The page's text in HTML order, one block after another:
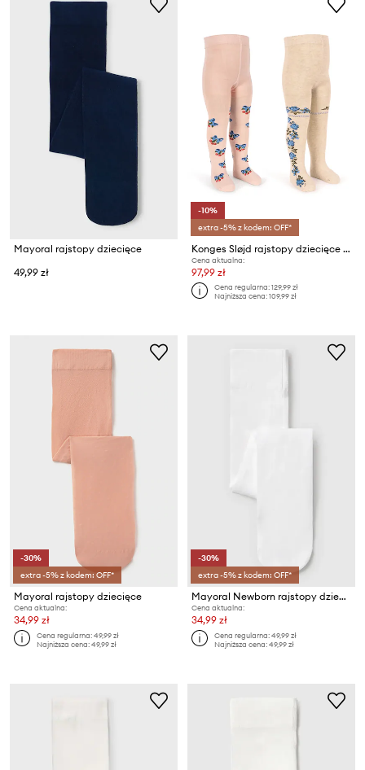
Mayoral rajstopy dziecięce
49,99 zł
-10%
extra -5% z kodem: OFF*
Konges Sløjd rajstopy dziecięce 2 PACK FLOWER AND CHERRY JACQUARD TIGHTS 2-pack
Cena aktualna:
97,99 zł
Cena regularna:129,99 zł
Najniższa cena:109,99 zł
-30%
extra -5% z kodem: OFF*
Mayoral rajstopy dziecięce
Cena aktualna:
34,99 zł
Cena regularna:49,99 zł
Najniższa cena:49,99 zł
-30%
extra -5% z kodem: OFF*
Mayoral Newborn rajstopy dziecięce
Cena aktualna:
34,99 zł
Cena regularna:49,99 zł
Najniższa cena:49,99 zł